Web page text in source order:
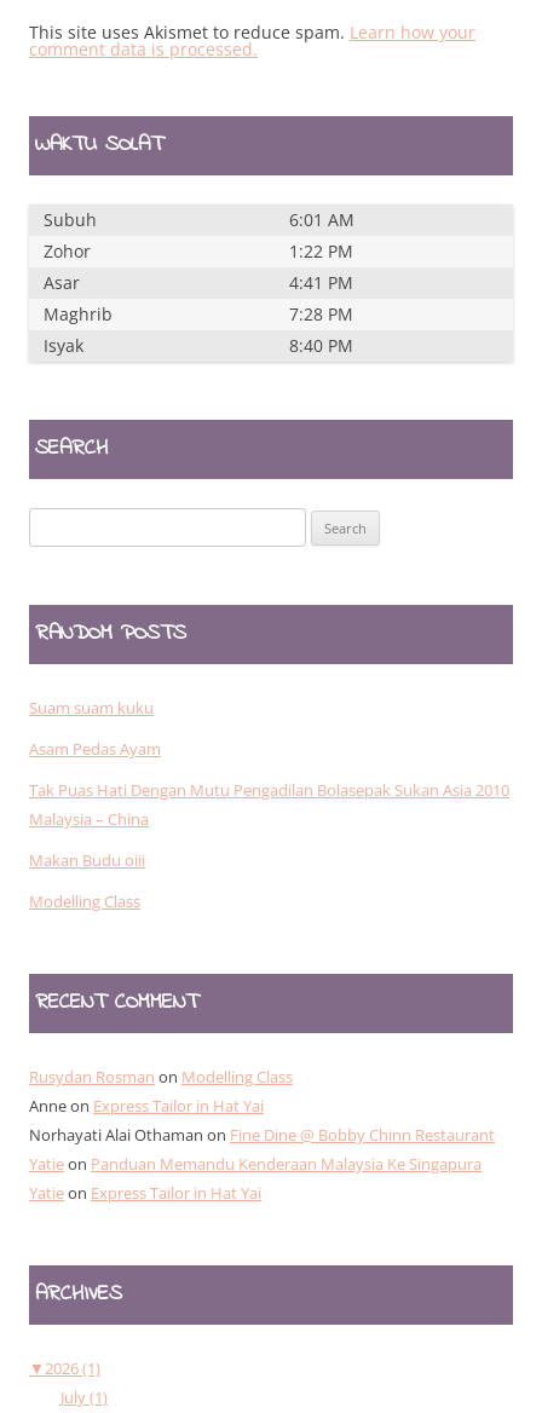
This site uses Akismet to reduce spam. Learn how your
comment data is processed.
WAKTU SOLAT
Subuh
6:01 AM
Zohor
1:22 PM
Asar
4:41 PM
Maghrib
7:28 PM
Isyak
8:40 PM
SEARCH
for:
RANDOM POSTS
Suam suam kuku
Asam Pedas Ayam
Tak Puas Hati Dengan Mutu Pengadilan Bolasepak Sukan Asia 2010
Malaysia – China
Makan Budu oiii
Modelling Class
RECENT COMMENT
Rusydan Rosman on Modelling Class
Anneon Express Tailor in Hat Yai
Norhayati Alai Othaman on Fine Dine @ Bobby Chinn Restaurant
Yatieon Panduan Memandu Kenderaan Malaysia Ke Singapura
Yatieon Express Tailor in Hat Yai
ARCHIVES
▼2026 (1)
July (1)